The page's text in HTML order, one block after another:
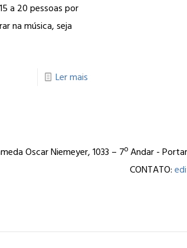
a 20 pessoas por
na música, seja
Ler mais
Oscar Niemeyer, 1033 – 7º Andar -
CONTATO: